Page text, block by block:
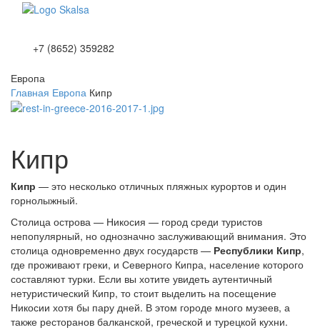
+7 (8652) 359282
Европа
Главная Европа Кипр
Кипр
Кипр — это несколько отличных пляжных курортов и один
горнолыжный.
Столица острова — Никосия — город среди туристов
непопулярный, но однозначно заслуживающий внимания. Это
столица одновременно двух государств — Республики Кипр,
где проживают греки, и Северного Кипра, население которого
составляют турки. Если вы хотите увидеть аутентичный
нетуристический Кипр, то стоит выделить на посещение
Никосии хотя бы пару дней. В этом городе много музеев, а
также ресторанов балканской, греческой и турецкой кухни.